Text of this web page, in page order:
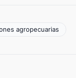
agropecuarias